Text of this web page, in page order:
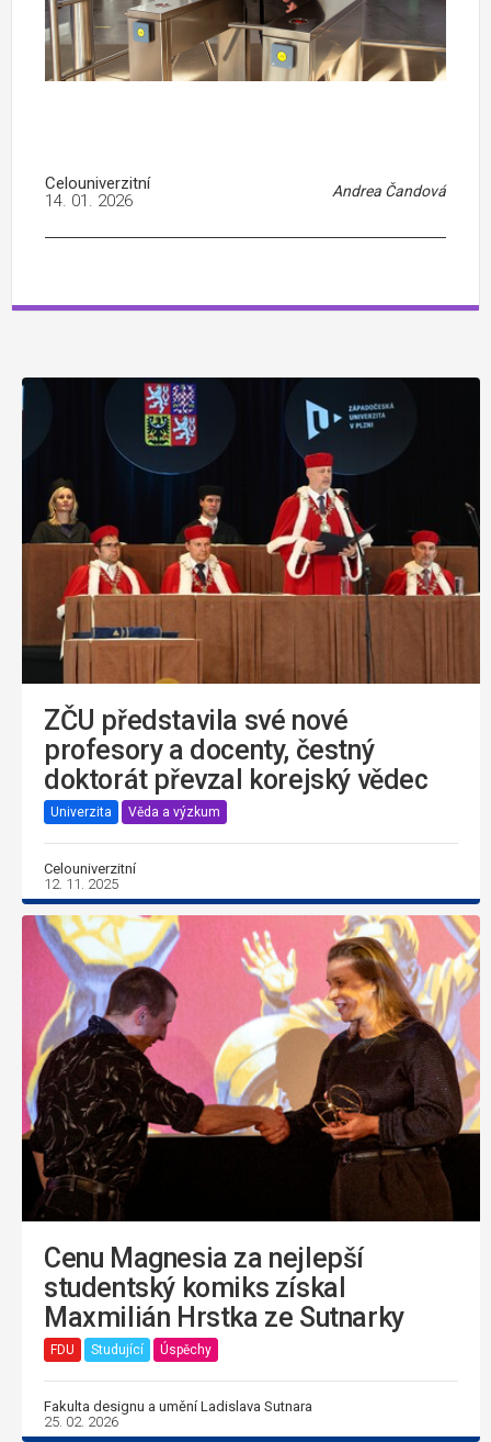
Celouniverzitní Andrea Čandová
14. 01. 2026
ZČU představila své nové
profesory a docenty, čestný
doktorát převzal korejský vědec
Univerzita Věda a výzkum
Celouniverzitní
12. 11. 2025
Cenu Magnesia za nejlepší
studentský komiks získal
Maxmilián Hrstka ze Sutnarky
FDU Studující Úspěchy
Fakulta designu a umění Ladislava Sutnara
25. 02. 2026